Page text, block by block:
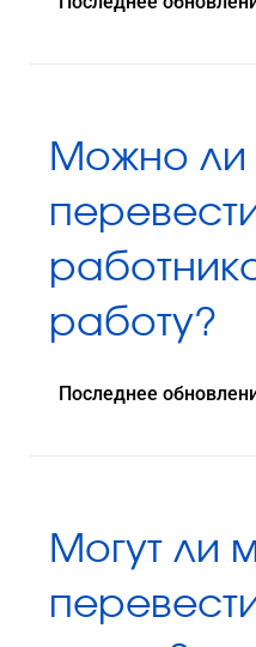
Можно ли
работу?
Последнее
Могут ли